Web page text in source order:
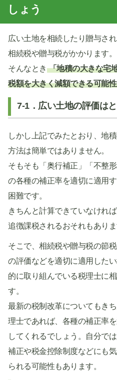
しょう
広い土地を相続したり贈与さ
相続税や贈与税がかかります。
そんなとき 「地積の大きな宅
税額を大きく減額できる可能
7-1．広い土地の評価は
しかし上記でみたとおり、地
方法は簡単ではありません。
そもそも「奥行補正」「不整
の各種の補正率を適切に適用
困難です。
きちんと計算できていなけれ
追徴課税されるおそれもありま
そこで、相続税や贈与税の節
の評価などを適切に適用した
的に取り組んでいる税理士に
す。
最新の税制改革についてもき
理士であれば、各種の補正率
してくれるでしょう。自分で
補正や税金控除制度などにも
られる可能性もあります。